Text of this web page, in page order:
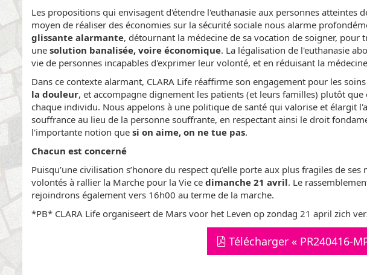
Les propositions qui envisagent d'étendre l'euthanasie aux personnes atteintes
moyen de réaliser des économies sur la sécurité sociale nous alarme
glissante alarmante, détournant la médecine de sa vocation de soigner,
une solution banalisée, voire économique. La légalisation de l'euthanasie
vie de personnes incapables d'exprimer leur volonté, et en réduisant la
Dans ce contexte alarmant, CLARA Life réaffirme son engagement pour les
la douleur, et accompagne dignement les patients (et leurs familles) plutôt
chaque individu. Nous appelons à une politique de santé qui valorise et élargit
souffrance au lieu de la personne souffrante, en respectant ainsi le droit
l'importante notion que si on aime, on ne tue pas.
Chacun est concerné
Puisqu’une civilisation s’honore du respect qu’elle porte aux plus fragiles de
volontés à rallier la Marche pour la Vie ce dimanche 21 avril. Le
rejoindrons également vers 16h00 au terme de la marche.
*PB* CLARA Life organiseert de Mars voor het Leven op zondag 21 april zich
Télécharger « PR240416-